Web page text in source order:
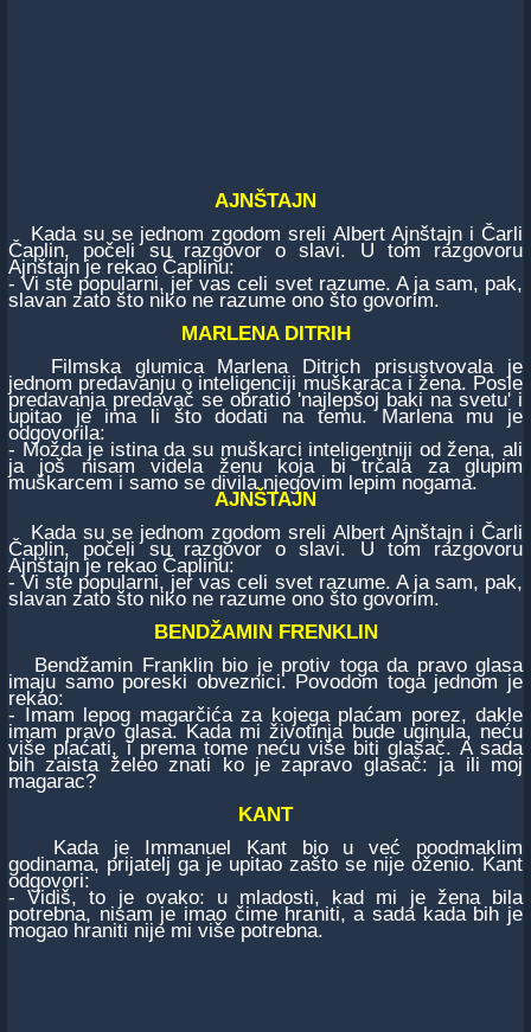
AJNŠTAJN
Kada su se jednom zgodom sreli Albert Ajnštajn i Čarli
Čaplin, počeli su razgovor o slavi. U tom razgovoru
Ajnštajn je rekao Čaplinu:
- Vi ste popularni, jer vas celi svet razume. A ja sam, pak,
slavan zato što niko ne razume ono što govorim.
MARLENA DITRIH
Filmska glumica Marlena Ditrich prisustvovala je
jednom predavanju o inteligenciji muškaraca i žena. Posle
predavanja predavač se obratio 'najlepšoj baki na svetu' i
upitao je ima li što dodati na temu. Marlena mu je
odgovorila:
- Možda je istina da su muškarci inteligentniji od žena, ali
ja još nisam videla ženu koja bi trčala za glupim
muškarcem i samo se divila njegovim lepim nogama.
AJNŠTAJN
Kada su se jednom zgodom sreli Albert Ajnštajn i Čarli
Čaplin, počeli su razgovor o slavi. U tom razgovoru
Ajnštajn je rekao Čaplinu:
- Vi ste popularni, jer vas celi svet razume. A ja sam, pak,
slavan zato što niko ne razume ono što govorim.
BENDŽAMIN FRENKLIN
Bendžamin Franklin bio je protiv toga da pravo glasa
imaju samo poreski obveznici. Povodom toga jednom je
rekao:
- Imam lepog magarčića za kojega plaćam porez, dakle
imam pravo glasa. Kada mi životinja bude uginula, neću
više plaćati, i prema tome neću više biti glasač. A sada
bih zaista želeo znati ko je zapravo glasač: ja ili moj
magarac?
KANT
Kada je Immanuel Kant bio u već poodmaklim
godinama, prijatelj ga je upitao zašto se nije oženio. Kant
odgovori:
- Vidiš, to je ovako: u mladosti, kad mi je žena bila
potrebna, nisam je imao čime hraniti, a sada kada bih je
mogao hraniti nije mi više potrebna.